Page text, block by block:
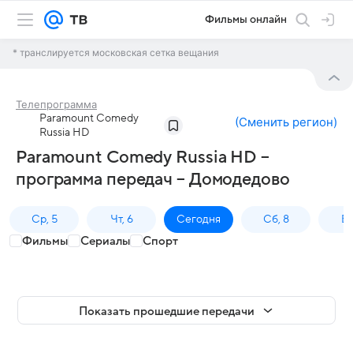
Фильмы онлайн
* транслируется московская сетка вещания
Телепрограмма
Paramount Comedy
Russia HD
(Сменить регион)
Paramount Comedy Russia HD –
программа передач – Домодедово
Ср, 5 Чт, 6 Сегодня Сб, 8
Фильмы Сериалы Спорт
Показать прошедшие передачи